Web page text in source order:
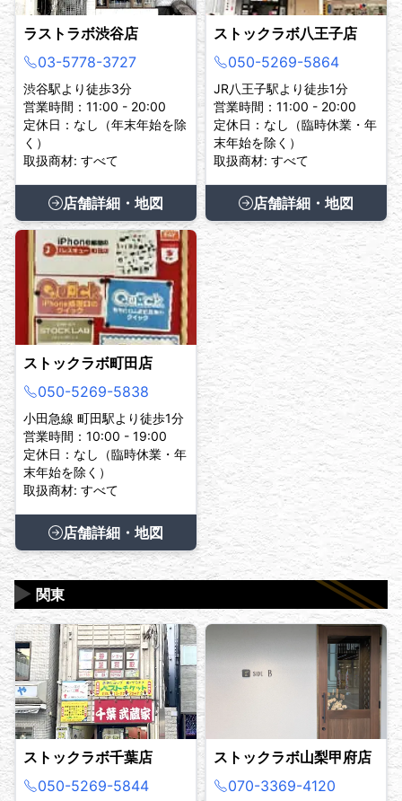
ラストラボ渋谷店
03-5778-3727
渋谷駅より徒歩3分
営業時間：11:00 - 20:00
定休日：なし（年末年始を除
く）
取扱商材: すべて
店舗詳細・地図
ストックラボ八王子店
050-5269-5864
JR八王子駅より徒歩1分
営業時間：11:00 - 20:00
定休日：なし（臨時休業・年
末年始を除く）
取扱商材: すべて
店舗詳細・地図
ストックラボ町田店
050-5269-5838
小田急線 町田駅より徒歩1分
営業時間：10:00 - 19:00
定休日：なし（臨時休業・年
末年始を除く）
取扱商材: すべて
店舗詳細・地図
関東
▶
ストックラボ千葉店
050-5269-5844
ストックラボ山梨甲府店
070-3369-4120